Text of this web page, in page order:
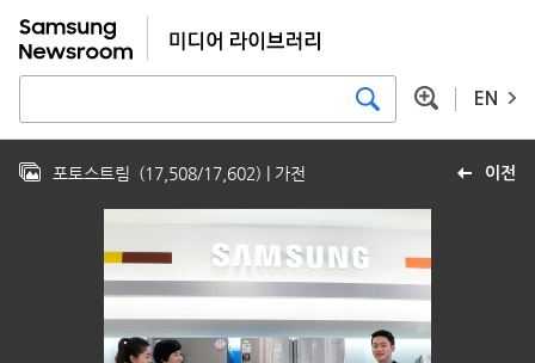
EN
이전
포토스트림 (17,508/17,602) | 가전